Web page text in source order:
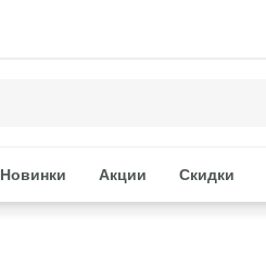
Новинки Акции Скидки